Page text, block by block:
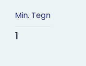
Min. Tegn
1